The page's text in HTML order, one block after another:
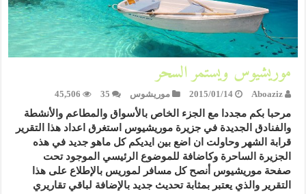
موريشيوس ويستمر السحر
Aboaziz
2015/01/14 موريشوس 35
45,506
مرحبا بكم مجددا مع الجزء الخاص بالأسواق والمطاعم والأنشطة
والفنادق الجديدة في جزيرة موريشيوس استغرق اعداد هذا التقرير
قرابة الشهر وحاولت ان اضع بين ايديكم كل ماهو جديد في هذه
الجزيرة الساحرة وكاضافة للموضوع الرئيسي الموجود تحت
صفحة موريشيوس أنصح كل مسافر لموريس بالإطلاع على هذا
التقرير والذي يعتبر بمثابة تحديث جديد بالإضافة لباقي تقاريري